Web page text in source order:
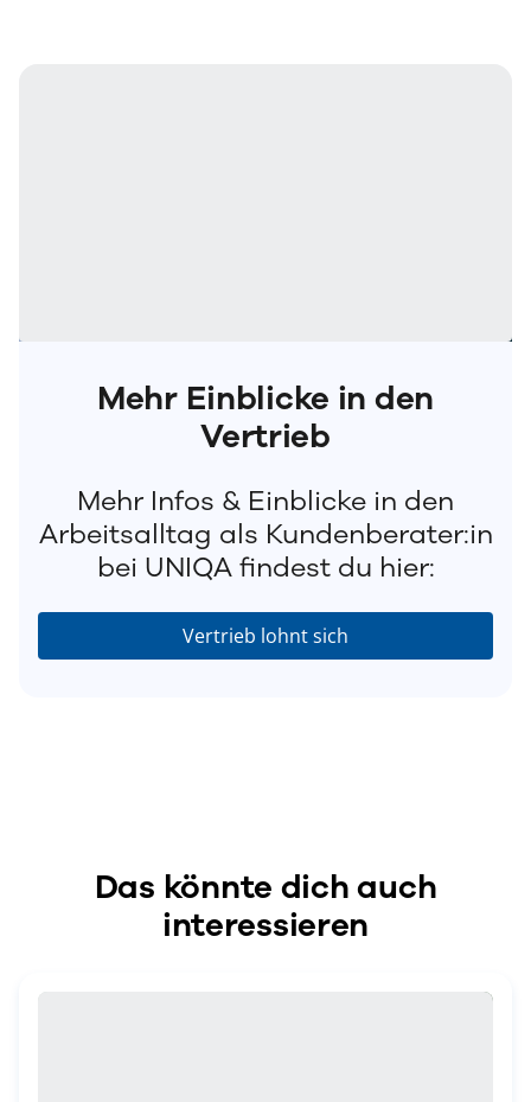
Mehr Einblicke in den
Vertrieb
Mehr Infos & Einblicke in den
Arbeitsalltag als Kundenberater:in
bei UNIQA findest du hier:
Vertrieb lohnt sich
Das könnte dich auch
interessieren